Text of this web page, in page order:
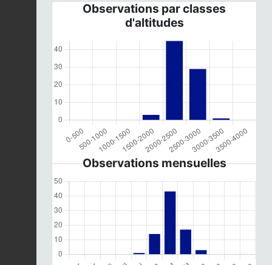
Observations par classes
d'altitudes
Observations mensuelles